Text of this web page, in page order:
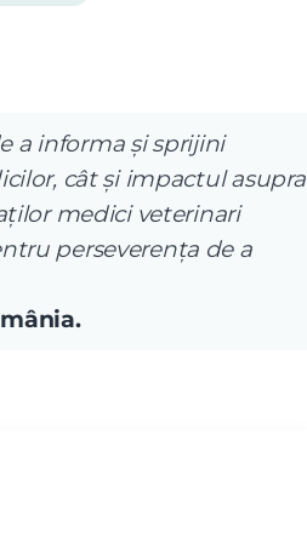
a informa și sprijini
cât și impactul asupra
medici veterinari
perseverența de a